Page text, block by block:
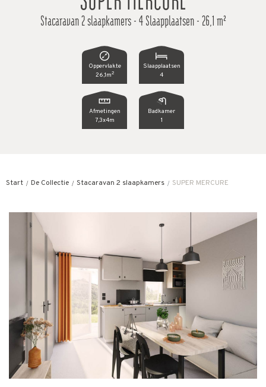
Stacaravan 2 slaapkamers - 4 Slaapplaatsen - 26,1 m²
Oppervlakte
26,1m2
Slaapplaatsen
4
Afmetingen
7,3x4m
Badkamer
1
Start De Collectie Stacaravan 2 slaapkamers SUPER MERCURE